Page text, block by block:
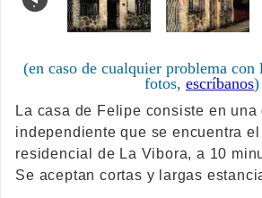
(en caso de cualquier problema
fotos, escríbanos)
La casa de Felipe consiste en una
independiente que se encuentra
residencial de La Vibora, a 10
Se aceptan cortas y largas